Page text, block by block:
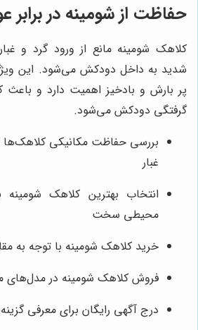
حفاظت از شومینه در
کلاهک شومینه مانع از ورود گرد و
شدید به داخل دودکش می‌شود. این
پر بارش و بادخیز اهمیت دارد و
گرفتگی دودکش می‌شود.
بررسی حفاظت مکانیکی کلاهک‌ها
غبار
انتخاب بهترین کلاهک شومینه
محیطی سخت
خرید کلاهک شومینه با توجه به
فروش کلاهک شومینه در مدل‌های
درج آگهی رایگان برای معرفی